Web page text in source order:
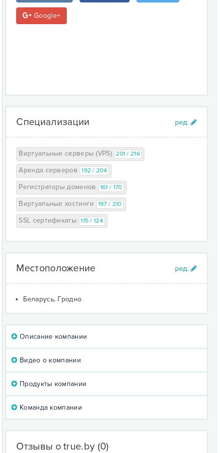
Google+
Специализации
Виртуальные серверы (VPS) 201 / 216
Аренда серверов 192 / 204
Регистраторы доменов 161 / 170
Виртуальные хостинги 197 / 210
SSL сертификаты 115 / 124
Местоположение
Беларусь, Гродно
Описание компании
Видео о компании
Продукты компании
Команда компании
Отзывы о true.by (0)